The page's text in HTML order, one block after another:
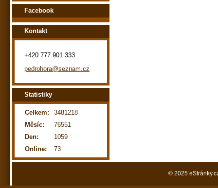
Facebook
Kontakt
+420 777 901 333
pedrohora@seznam.cz
Statistiky
Online: 73
Celkem:
3481218
Měsíc:
76551
Den:
1059
© 2025